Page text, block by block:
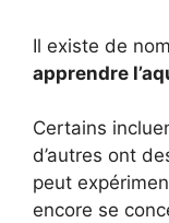
Il existe de
apprendre
Certains
d’autres ont
peut
encore se